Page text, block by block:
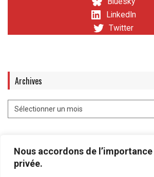
Nous accordons de
privée.
LinkedIn
Twitter
Archives